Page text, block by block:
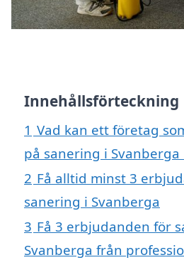
Innehållsförteckning
1 Vad kan ett företag
på sanering i
2 Få alltid minst 3
sanering i Svanberga
3 Få 3 erbjudanden för
Svanberga från